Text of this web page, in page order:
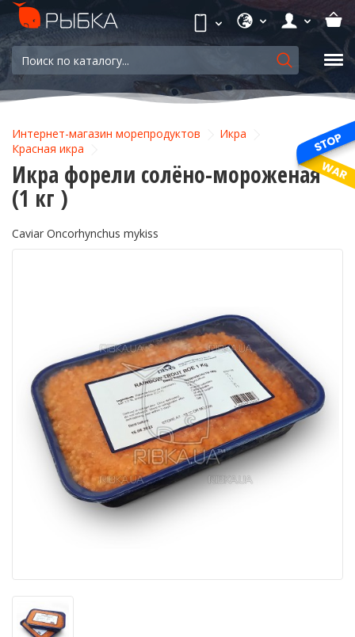
Интернет-магазин морепродуктов
Икра
Красная икра
Икра форели солёно-мороженая
(1 кг )
Caviar Oncorhynchus mykiss